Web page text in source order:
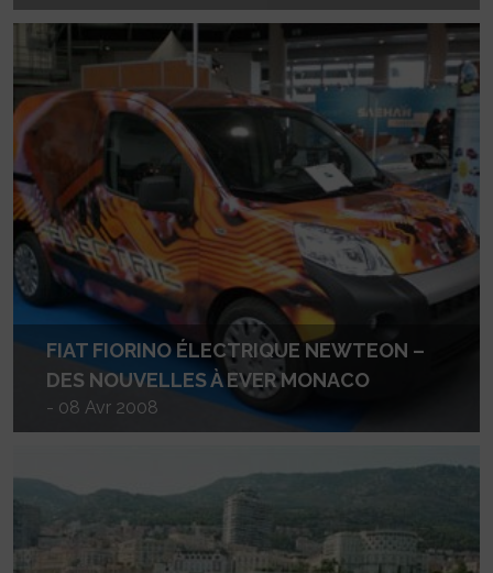
FIAT FIORINO ÉLECTRIQUE NEWTEON –
DES NOUVELLES À EVER MONACO
- 08 Avr 2008